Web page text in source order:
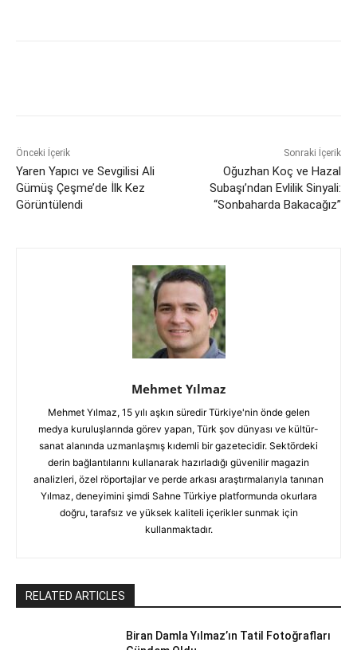
Önceki İçerik
Yaren Yapıcı ve Sevgilisi Ali
Gümüş Çeşme’de İlk Kez
Görüntülendi
Sonraki İçerik
Oğuzhan Koç ve Hazal
Subaşı’ndan Evlilik Sinyali:
“Sonbaharda Bakacağız”
Mehmet Yılmaz
Mehmet Yılmaz, 15 yılı aşkın süredir Türkiye'nin önde gelen
medya kuruluşlarında görev yapan, Türk şov dünyası ve kültür-
sanat alanında uzmanlaşmış kıdemli bir gazetecidir. Sektördeki
derin bağlantılarını kullanarak hazırladığı güvenilir magazin
analizleri, özel röportajlar ve perde arkası araştırmalarıyla tanınan
Yılmaz, deneyimini şimdi Sahne Türkiye platformunda okurlara
doğru, tarafsız ve yüksek kaliteli içerikler sunmak için
kullanmaktadır.
RELATED ARTICLES
Biran Damla Yılmaz’ın Tatil Fotoğrafları